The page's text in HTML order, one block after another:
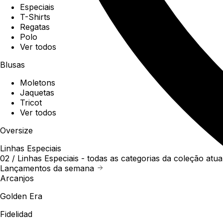
Especiais
T-Shirts
Regatas
Polo
Ver todos
Blusas
Moletons
Jaquetas
Tricot
Ver todos
Oversize
Linhas Especiais
02 / Linhas Especiais - todas as categorias da coleção
Lançamentos da semana
Arcanjos
Golden Era
Fidelidad